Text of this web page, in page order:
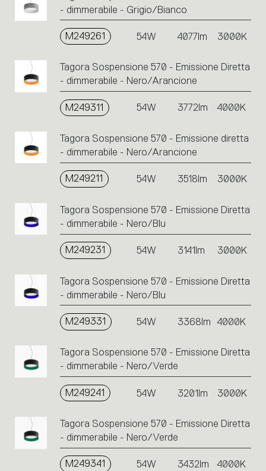
- dimmerabile - Grigio/Bianco
M249261 54W 4077lm 3000K
Tagora Sospensione 570 - Emissione Diretta
- dimmerabile - Nero/Arancione
M249311 54W 3772lm 4000K
Tagora Sospensione 570 - Emissione diretta
- dimmerabile - Nero/Arancione
M249211 54W 3518lm 3000K
Tagora Sospensione 570 - Emissione Diretta
- dimmerabile - Nero/Blu
M249231 54W 3141lm 3000K
Tagora Sospensione 570 - Emissione Diretta
- dimmerabile - Nero/Blu
M249331 54W 3368lm 4000K
Tagora Sospensione 570 - Emissione Diretta
- dimmerabile - Nero/Verde
M249241 54W 3201lm 3000K
Tagora Sospensione 570 - Emissione Diretta
- dimmerabile - Nero/Verde
M249341 54W 3432lm 4000K